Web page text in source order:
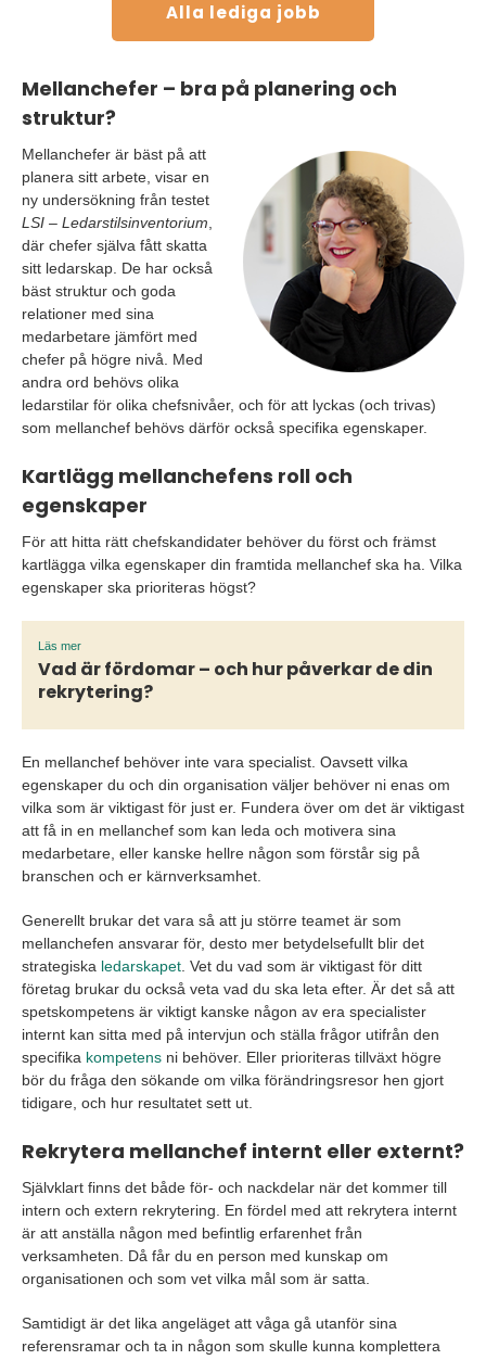
Alla lediga jobb
Mellanchefer – bra på planering och
struktur?
Mellanchefer är bäst på att
planera sitt arbete, visar en
ny undersökning från testet
LSI – Ledarstilsinventorium,
där chefer själva fått skatta
sitt ledarskap. De har också
bäst struktur och goda
relationer med sina
medarbetare jämfört med
chefer på högre nivå. Med
andra ord behövs olika
ledarstilar för olika chefsnivåer, och för att lyckas (och trivas)
som mellanchef behövs därför också specifika egenskaper.
Kartlägg mellanchefens roll och
egenskaper
För att hitta rätt chefskandidater behöver du först och främst
kartlägga vilka egenskaper din framtida mellanchef ska ha. Vilka
egenskaper ska prioriteras högst?
Läs mer
Vad är fördomar – och hur påverkar de din
rekrytering?
En mellanchef behöver inte vara specialist. Oavsett vilka
egenskaper du och din organisation väljer behöver ni enas om
vilka som är viktigast för just er. Fundera över om det är viktigast
att få in en mellanchef som kan leda och motivera sina
medarbetare, eller kanske hellre någon som förstår sig på
branschen och er kärnverksamhet.
Generellt brukar det vara så att ju större teamet är som
mellanchefen ansvarar för, desto mer betydelsefullt blir det
strategiska ledarskapet. Vet du vad som är viktigast för ditt
företag brukar du också veta vad du ska leta efter. Är det så att
spetskompetens är viktigt kanske någon av era specialister
internt kan sitta med på intervjun och ställa frågor utifrån den
specifika kompetens ni behöver. Eller prioriteras tillväxt högre
bör du fråga den sökande om vilka förändringsresor hen gjort
tidigare, och hur resultatet sett ut.
Rekrytera mellanchef internt eller externt?
Självklart finns det både för- och nackdelar när det kommer till
intern och extern rekrytering. En fördel med att rekrytera internt
är att anställa någon med befintlig erfarenhet från
verksamheten. Då får du en person med kunskap om
organisationen och som vet vilka mål som är satta.
Samtidigt är det lika angeläget att våga gå utanför sina
referensramar och ta in någon som skulle kunna komplettera